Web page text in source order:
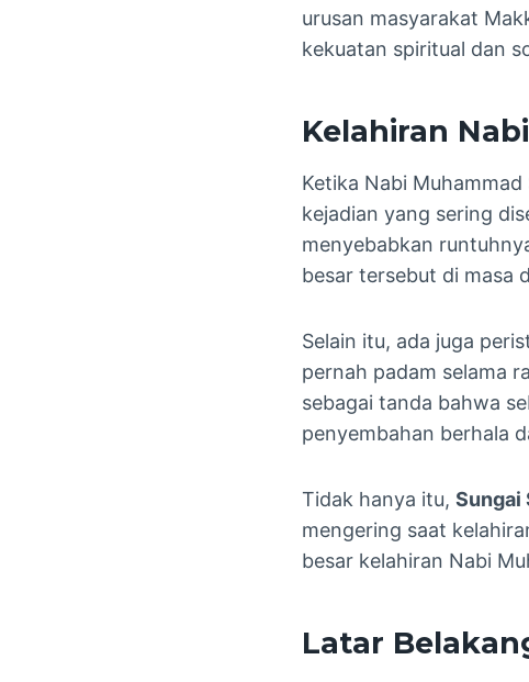
urusan masyarakat
kekuatan spiritual dan
Kelahiran
Ketika Nabi
kejadian yang sering
menyebabkan
besar tersebut di masa
Selain itu, ada juga
pernah padam selama
sebagai tanda bahwa
penyembahan berhala
Tidak hanya itu, Sungai
mengering saat
besar kelahiran Nabi
Latar